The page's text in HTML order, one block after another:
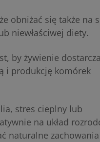
obniżać się także na
niewłaściwej diety.
by żywienie
i produkcję komórek
stres cieplny lub
na układ
naturalne zachowania